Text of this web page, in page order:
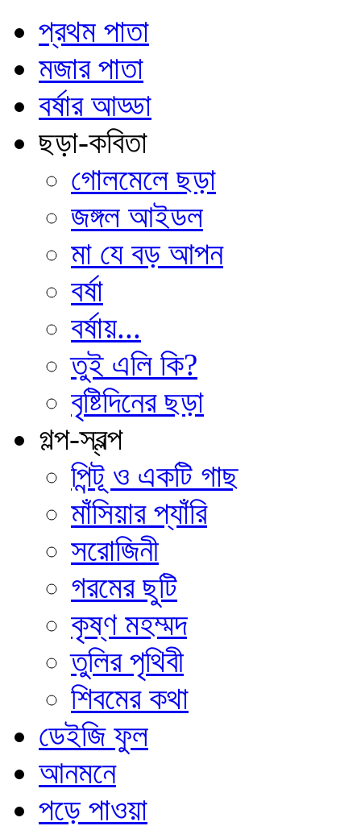
প্রথম পাতা
মজার পাতা
বর্ষার আড্ডা
ছড়া-কবিতা
গোলমেলে ছড়া
জঙ্গল আইডল
মা যে বড় আপন
বর্ষা
বর্ষায়...
তুই এলি কি?
বৃষ্টিদিনের ছড়া
গল্প-স্বল্প
পিন্টূ ও একটি গাছ
মাঁসিয়ার প্যাঁরি
সরোজিনী
গরমের ছুটি
কৃষ্ণ মহম্মদ
তুলির পৃথিবী
শিবমের কথা
ডেইজি ফুল
আনমনে
পড়ে পাওয়া